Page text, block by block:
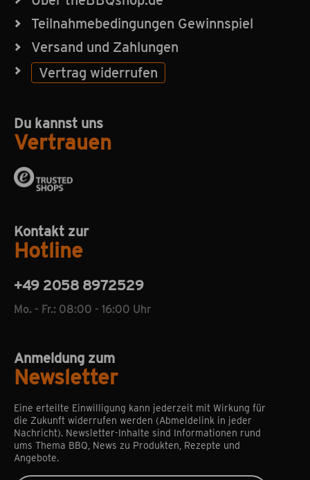
Teilnahmebedingungen Gewinnspiel
Versand und Zahlungen
Vertrag widerrufen
Du kannst uns
Vertrauen
Kontakt zur
Hotline
+49 2058 8972529
Mo. - Fr.: 08:00 - 16:00 Uhr
Anmeldung zum
Newsletter
Eine erteilte Einwilligung kann jederzeit mit Wirkung für
die Zukunft widerrufen werden (Abmeldelink in jeder
Nachricht). Newsletter-Inhalte sind Informationen rund
ums Thema BBQ, News zu Produkten, Rezepte und
Angebote.